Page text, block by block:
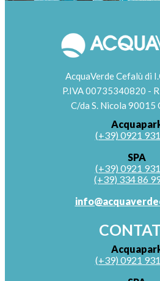
AcquaVerde Cefalù di
P.IVA 00735340820 -
C/da S. Nicola 90015
(+39) 0921
SPA
(+39) 0921
(+39) 334 86
(+39) 0921